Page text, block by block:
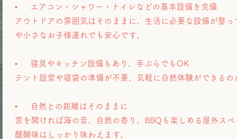
• エアコン・シャワー・トイレなどの基本設備を完備
アウトドアの雰囲気はそのままに、生活に必要な設備が整
や小さなお子様連れでも安心です。
• 寝具やキッチン設備もあり、手ぶらでもOK
テント設営や寝袋の準備が不要。気軽に自然体験ができるの
• 自然との距離はそのままに
窓を開ければ海の音、自然の香り。BBQも楽しめる屋外ス
醍醐味はしっかり味わえます。